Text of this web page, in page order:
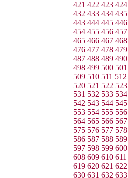
421 422 423 424
432 433 434 435
443 444 445 446
454 455 456 457
465 466 467 468
476 477 478 479
487 488 489 490
498 499 500 501
509 510 511 512
520 521 522 523
531 532 533 534
542 543 544 545
553 554 555 556
564 565 566 567
575 576 577 578
586 587 588 589
597 598 599 600
608 609 610 611
619 620 621 622
630 631 632 633